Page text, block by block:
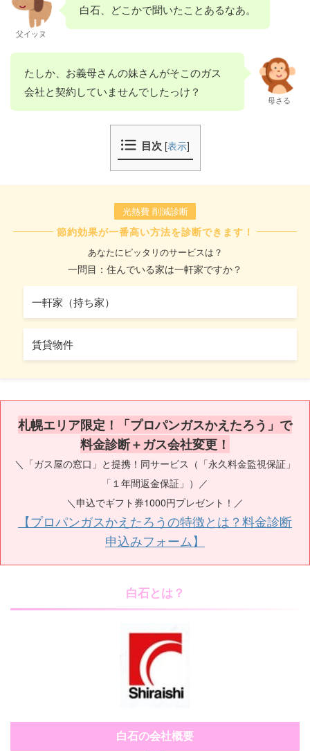
父イッヌ
白石、どこかで聞いたことあるなあ。
たしか、お義母さんの妹さんがそこのガス
会社と契約していませんでしたっけ？
母さる
目次 [表示]
光熱費 削減診断
節約効果が一番高い方法を診断できます！
あなたにピッタリのサービスは？
一問目：住んでいる家は一軒家ですか？
一軒家（持ち家）
賃貸物件
札幌エリア限定！「プロパンガスかえたろう」で
料金診断＋ガス会社変更！
＼「ガス屋の窓口」と提携！同サービス（「永久料金監視保証」
「１年間返金保証」）／
＼申込でギフト券1000円プレゼント！／
【プロパンガスかえたろうの特徴とは？料金診断
申込みフォーム】
白石とは？
白石の会社概要